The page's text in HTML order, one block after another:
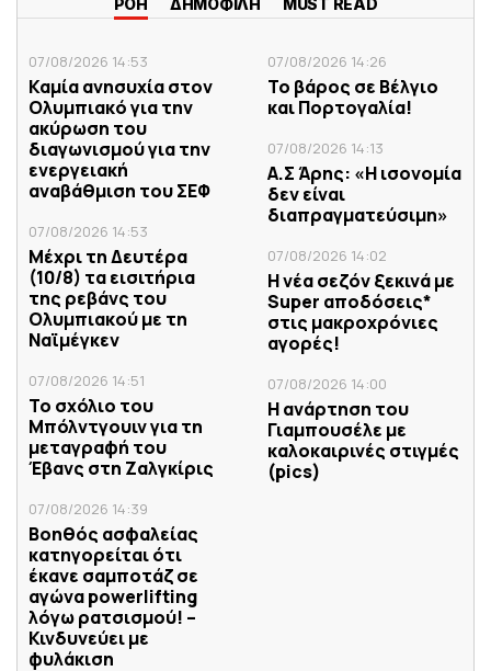
ΡΟΗ ΔΗΜΟΦΙΛΗ MUST READ
07/08/2026 14:53
Καμία ανησυχία στον
Ολυμπιακό για την
ακύρωση του
διαγωνισμού για την
ενεργειακή
αναβάθμιση του ΣΕΦ
07/08/2026 14:53
Μέχρι τη Δευτέρα
(10/8) τα εισιτήρια
της ρεβάνς του
Ολυμπιακού με τη
Ναϊμέγκεν
07/08/2026 14:51
Το σχόλιο του
Μπόλντγουιν για τη
μεταγραφή του
Έβανς στη Ζαλγκίρις
07/08/2026 14:39
Βοηθός ασφαλείας
κατηγορείται ότι
έκανε σαμποτάζ σε
αγώνα powerlifting
λόγω ρατσισμού! –
Κινδυνεύει με
φυλάκιση
07/08/2026 14:26
Το βάρος σε Βέλγιο
και Πορτογαλία!
07/08/2026 14:13
Α.Σ Άρης: «Η ισονομία
δεν είναι
διαπραγματεύσιμη»
07/08/2026 14:02
Η νέα σεζόν ξεκινά με
Super αποδόσεις*
στις μακροχρόνιες
αγορές!
07/08/2026 14:00
Η ανάρτηση του
Γιαμπουσέλε με
καλοκαιρινές στιγμές
(pics)